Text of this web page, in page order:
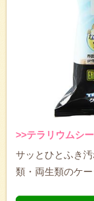
>>テラリウムシ
サッとひとふき
類・両生類のケ